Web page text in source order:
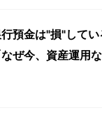
預金は"損"して
なぜ今、資産運用